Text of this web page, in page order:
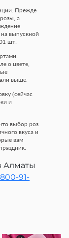
Прежде
а
выпускной
шт.
о цвете,
выше.
(сейчас
и
выбор роз
вкуса и
вам
Алматы
91-